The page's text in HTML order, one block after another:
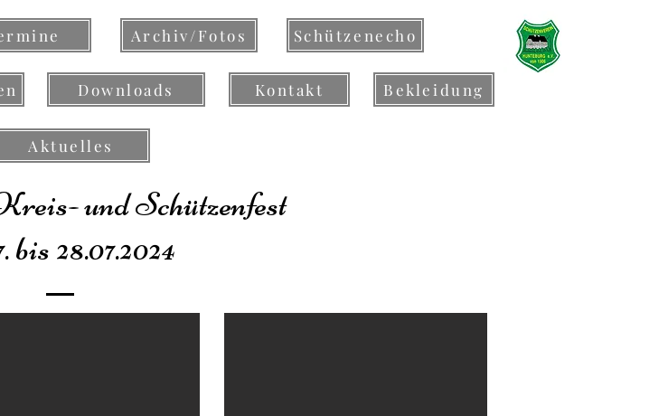
Archiv/Fotos Schützenecho
Downloads Kontakt Bekleidung
Aktuelles
und Schützenfest
bis 28.07.2024